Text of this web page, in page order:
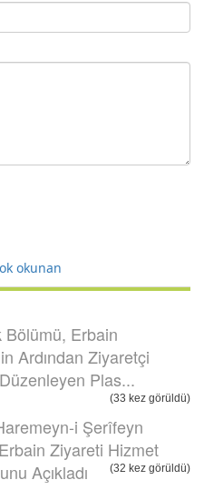
okunan
Bölümü, Erbain
Ardından Ziyaretçi
Plas...
(33 kez görüldü)
i Şerîfeyn
Ziyareti Hizmet
Açıkladı
(32 kez görüldü)